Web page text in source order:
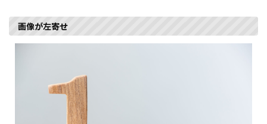
画像が左寄せ